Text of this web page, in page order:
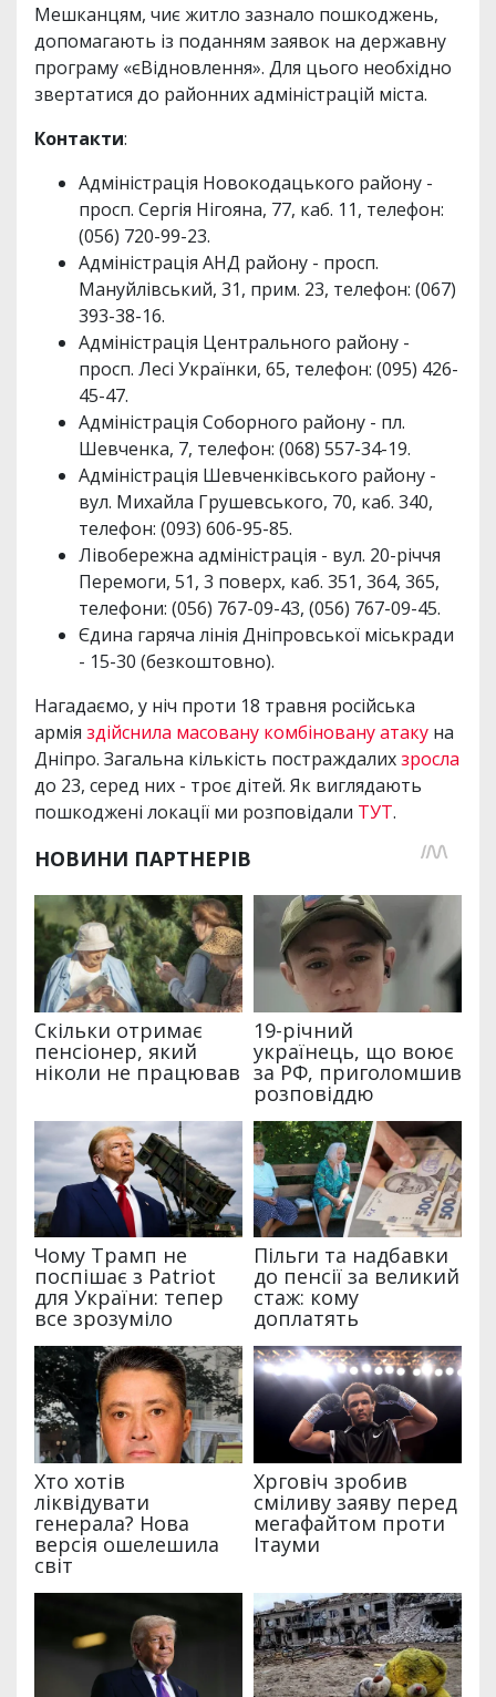
Мешканцям, чиє житло зазнало пошкоджень,
допомагають із поданням заявок на державну
програму «єВідновлення». Для цього необхідно
звертатися до районних адміністрацій міста.
Контакти:
Адміністрація Новокодацького району -
просп. Сергія Нігояна, 77, каб. 11, телефон:
(056) 720-99-23.
Адміністрація АНД району - просп.
Мануйлівський, 31, прим. 23, телефон: (067)
393-38-16.
Адміністрація Центрального району -
просп. Лесі Українки, 65, телефон: (095) 426-
45-47.
Адміністрація Соборного району - пл.
Шевченка, 7, телефон: (068) 557-34-19.
Адміністрація Шевченківського району -
вул. Михайла Грушевського, 70, каб. 340,
телефон: (093) 606-95-85.
Лівобережна адміністрація - вул. 20-річчя
Перемоги, 51, 3 поверх, каб. 351, 364, 365,
телефони: (056) 767-09-43, (056) 767-09-45.
Єдина гаряча лінія Дніпровської міськради
- 15-30 (безкоштовно).
Нагадаємо, у ніч проти 18 травня російська
армія здійснила масовану комбіновану атаку на
Дніпро. Загальна кількість постраждалихзросла
до 23, серед них - троє дітей. Як виглядають
пошкоджені локації ми розповідали ТУТ.